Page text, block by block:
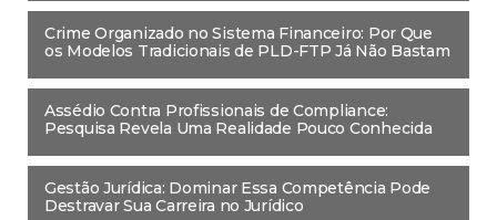
Crime Organizado no Sistema Financeiro: Por Que
os Modelos Tradicionais de PLD-FTP Já Não Bastam
Assédio Contra Profissionais de Compliance:
Pesquisa Revela Uma Realidade Pouco Conhecida
Gestão Jurídica: Dominar Essa Competência Pode
Destravar Sua Carreira no Jurídico